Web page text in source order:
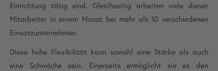
Einrichtung tätig sind. Gleichzeitig arbeiten viele dieser
Mitarbeiter in einem Monat bei mehr als 10 verschiedenen
Einsatzunternehmen.
Diese hohe Flexibilität kann sowohl eine Stärke als auch
eine Schwäche sein. Einerseits ermöglicht sie es den